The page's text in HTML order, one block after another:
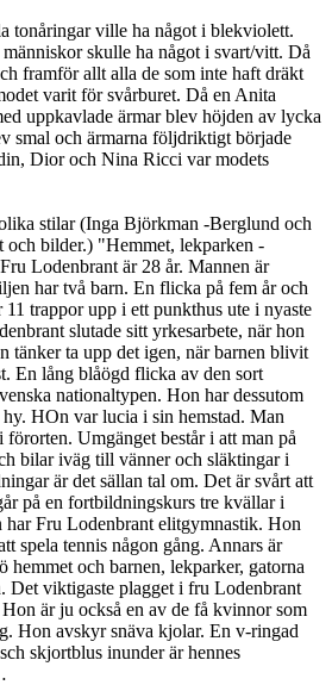
tonåringar ville ha något i blekviolett.
skulle ha något i svart/vitt. Då
framför allt alla de som inte haft dräkt
varit för svårburet. Då en Anita
uppkavlade ärmar blev höjden av lycka
smal och ärmarna följdriktigt började
Dior och Nina Ricci var modets
stilar (Inga Björkman -Berglund och
bilder.) "Hemmet, lekparken -
Lodenbrant är 28 år. Mannen är
har två barn. En flicka på fem år och
trappor upp i ett punkthus ute i nyaste
slutade sitt yrkesarbete, när hon
tänker ta upp det igen, när barnen blivit
En lång blåögd flicka av den sort
nationaltypen. Hon har dessutom
HOn var lucia i sin hemstad. Man
Umgänget består i att man på
bilar iväg till vänner och släktingar i
är det sällan tal om. Det är svårt att
på en fortbildningskurs tre kvällar i
Fru Lodenbrant elitgymnastik. Hon
spela tennis någon gång. Annars är
hemmet och barnen, lekparker, gatorna
Det viktigaste plagget i fru Lodenbrant
är ju också en av de få kvinnor som
Hon avskyr snäva kjolar. En v-ringad
skjortblus inunder är hennes